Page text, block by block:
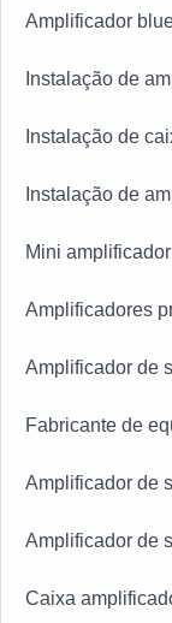
Amplificador
Instalação de
Instalação de
Instalação de
Mini
Amplificadores
Amplificador de
Fabricante de
Amplificador de
Amplificador de
Caixa